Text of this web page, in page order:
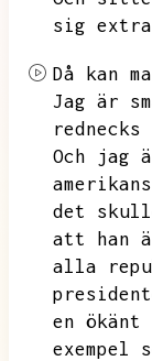
sig
Då kan
Jag är
Och jag
det
att han
alla
en ökänt